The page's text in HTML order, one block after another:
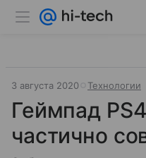
3 августа 2020 Технологии
Геймпад
частично